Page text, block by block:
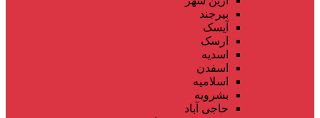
بیرجند
آیسک
ارسک
اسدیه
اسفدن
اسلامیه
بشرویه
حاجی آباد